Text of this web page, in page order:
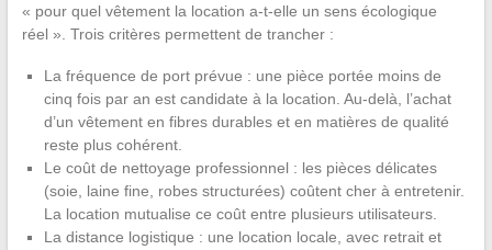
« pour quel vêtement la location a-t-elle un sens écologique
réel ». Trois critères permettent de trancher :
La fréquence de port prévue : une pièce portée moins de
cinq fois par an est candidate à la location. Au-delà, l’achat
d’un vêtement en fibres durables et en matières de qualité
reste plus cohérent.
Le coût de nettoyage professionnel : les pièces délicates
(soie, laine fine, robes structurées) coûtent cher à entretenir.
La location mutualise ce coût entre plusieurs utilisateurs.
La distance logistique : une location locale, avec retrait et